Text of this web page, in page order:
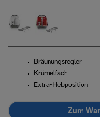
Bräunungsregler
Krümelfach
Extra-Hebposition
Zum